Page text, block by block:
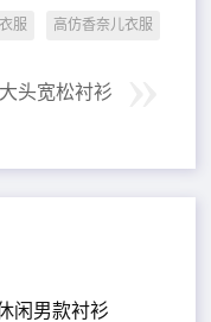
服 高仿香奈儿衣服
头宽松衬衫